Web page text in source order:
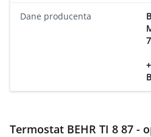
Dane producenta
Termostat BEHR TI 8 87 -